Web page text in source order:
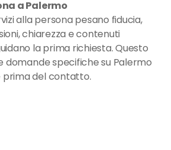
a Palermo
alla persona pesano fiducia,
chiarezza e contenuti
la prima richiesta. Questo
domande specifiche su Palermo
del contatto.